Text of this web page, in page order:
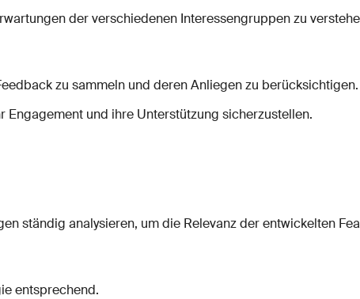
der verschiedenen Interessengruppen zu
zu sammeln und deren Anliegen zu berücksichtigen.
Engagement und ihre Unterstützung sicherzustellen.
ständig analysieren, um die Relevanz der entwickelten
entsprechend.